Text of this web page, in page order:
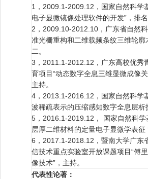
1，2009.1-2009.12，国家自然科学
电子显微镜像处理软件的开发”，排名
2，2009.10-2012.10，广东省自然
准光栅重构和二维载频条纹三维轮廓
二。
3，2011.1-2012.12，广东高校优秀
育项目“动态数字全息三维显微成像关
主持。
4，2013.1-2016.12，国家自然科学
波稀疏表示的压缩感知数字全息层析
5，2016.1-2019.12， 国家自然科学
层厚二维材料的定量电子显微学表征
6，2017.1-2018.12，暨南大学广东
信技术重点实验室开放课题项目“傅
像技术”，主持。
代表性论著：